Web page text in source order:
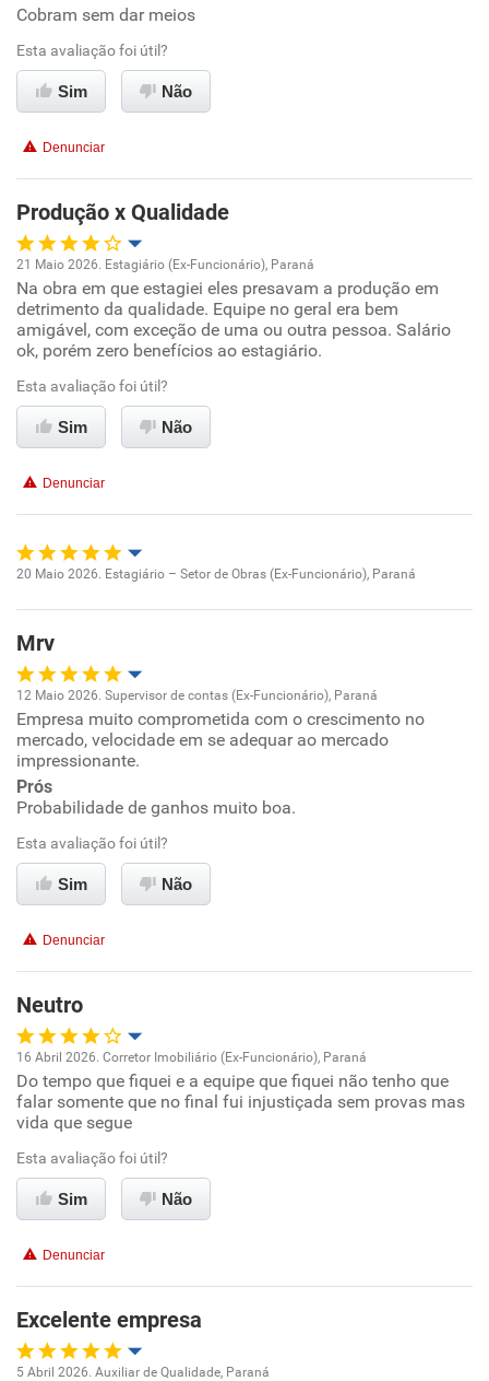
Benefícios
Recomenda esta empresa
Recomenda a diretoria
Cobram sem dar meios
Esta avaliação foi útil?
Sim Não
Denunciar
Produção x Qualidade
Oportunidade de promoção
Ambiente de trabalho
Conciliação com a vida familiar
Benefícios
Não recomenda a diretoria
21 Maio 2026. Estagiário (Ex-Funcionário), Paraná
Na obra em que estagiei eles presavam a produção em
detrimento da qualidade. Equipe no geral era bem
amigável, com exceção de uma ou outra pessoa. Salário
ok, porém zero benefícios ao estagiário.
Esta avaliação foi útil?
Sim Não
Denunciar
Ambiente de trabalho
Conciliação com a vida familiar
Benefícios
Recomenda esta empresa
Recomenda a diretoria
20 Maio 2026. Estagiário – Setor de Obras (Ex-Funcionário), Paraná
Mrv
Oportunidade de promoção
Benefícios
Recomenda esta empresa
Recomenda a diretoria
12 Maio 2026. Supervisor de contas (Ex-Funcionário), Paraná
Empresa muito comprometida com o crescimento no
mercado, velocidade em se adequar ao mercado
impressionante.
Prós
Probabilidade de ganhos muito boa.
Esta avaliação foi útil?
Sim Não
Denunciar
Neutro
Oportunidade de promoção
Ambiente de trabalho
Conciliação com a vida familiar
Recomenda a diretoria
16 Abril 2026. Corretor Imobiliário (Ex-Funcionário), Paraná
Do tempo que fiquei e a equipe que fiquei não tenho que
falar somente que no final fui injustiçada sem provas mas
vida que segue
Esta avaliação foi útil?
Sim Não
Denunciar
Excelente empresa
5 Abril 2026. Auxiliar de Qualidade, Paraná